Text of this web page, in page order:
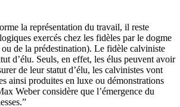
la représentation du travail, il reste
exercés chez les fidèles par le dogme
de la prédestination). Le fidèle calviniste
d’élu. Seuls, en effet, les élus peuvent avoir
de leur statut d’élu, les calvinistes vont
ainsi produites en luxe ou démonstrations
Weber considère que l’émergence du